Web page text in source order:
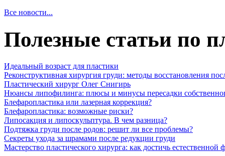
Все новости...
Полезные статьи по
Идеальный возраст для пластики
Реконструктивная хирургия груди: методы восстановления
Пластический хирург Олег Снигирь
Нюансы липофилинга: плюсы и минусы пересадки
Блефаропластика или лазерная коррекция?
Блефаропластика: возможные риски?
Липосакция и липоскульптура. В чем разница?
Подтяжка груди после родов: решит ли все проблемы?
Секреты ухода за шрамами после редукции груди
Мастерство пластического хирурга: как достичь